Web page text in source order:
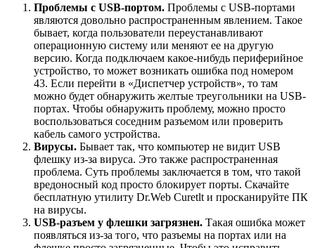
Проблемы с USB-портом. Проблемы с USB-портами
являются довольно распространенным явлением. Такое
бывает, когда пользователи переустанавливают
операционную систему или меняют ее на другую
версию. Когда подключаем какое-нибудь периферийное
устройство, то может возникать ошибка под номером
43. Если перейти в «Диспетчер устройств», то там
можно будет обнаружить желтые треугольники на USB-
портах. Чтобы обнаружить проблему, можно просто
воспользоваться соседним разъемом или проверить
кабель самого устройства.
Вирусы. Бывает так, что компьютер не видит USB
флешку из-за вируса. Это также распространенная
проблема. Суть проблемы заключается в том, что такой
вредоносный код просто блокирует порты. Скачайте
бесплатную утилиту Dr.Web Curetlt и просканируйте ПК
на вирусы.
USB-разъем у флешки загрязнен. Такая ошибка может
появляться из-за того, что разъемы на портах или на